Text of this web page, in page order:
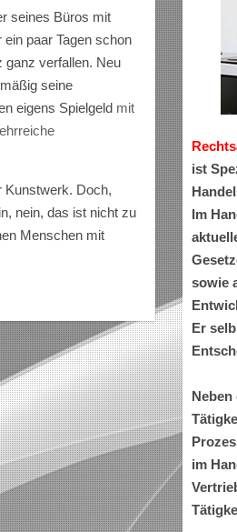
seines Büros mit
paar Tagen schon
ganz verfallen. Neu
seine
eigens Spielgeld mit
Kunstwerk. Doch,
nein, das ist nicht zu
Menschen mit
ist
Im
sowie
Er
im